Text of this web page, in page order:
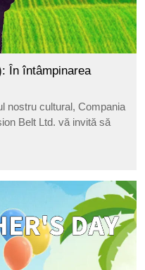
În întâmpinarea
nostru cultural, Compania
Belt Ltd. vă invită să
ale calendarului